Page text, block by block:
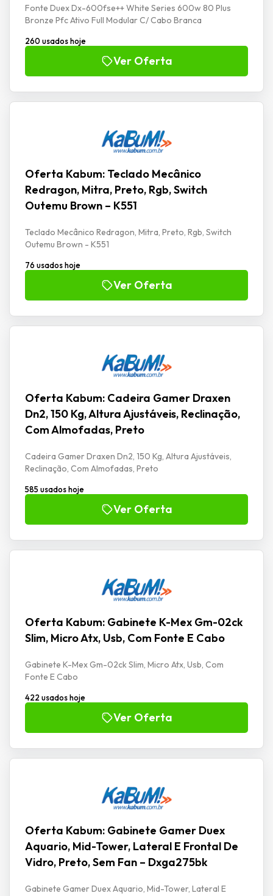
Fonte Duex Dx-600fse++ White Series 600w 80 Plus
Bronze Pfc Ativo Full Modular C/ Cabo Branca
260 usados hoje
Ver Oferta
Oferta Kabum: Teclado Mecânico
Redragon, Mitra, Preto, Rgb, Switch
Outemu Brown – K551
Teclado Mecânico Redragon, Mitra, Preto, Rgb, Switch
Outemu Brown - K551
76 usados hoje
Ver Oferta
Oferta Kabum: Cadeira Gamer Draxen
Dn2, 150 Kg, Altura Ajustáveis, Reclinação,
Com Almofadas, Preto
Cadeira Gamer Draxen Dn2, 150 Kg, Altura Ajustáveis,
Reclinação, Com Almofadas, Preto
585 usados hoje
Ver Oferta
Oferta Kabum: Gabinete K-Mex Gm-02ck
Slim, Micro Atx, Usb, Com Fonte E Cabo
Gabinete K-Mex Gm-02ck Slim, Micro Atx, Usb, Com
Fonte E Cabo
422 usados hoje
Ver Oferta
Oferta Kabum: Gabinete Gamer Duex
Aquario, Mid-Tower, Lateral E Frontal De
Vidro, Preto, Sem Fan – Dxga275bk
Gabinete Gamer Duex Aquario, Mid-Tower, Lateral E